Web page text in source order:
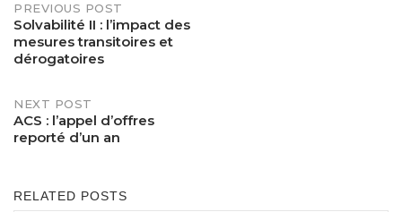
Post
navigation
PREVIOUS POST
Solvabilité II : l’impact des
mesures transitoires et
dérogatoires
NEXT POST
ACS : l’appel d’offres
reporté d’un an
RELATED POSTS